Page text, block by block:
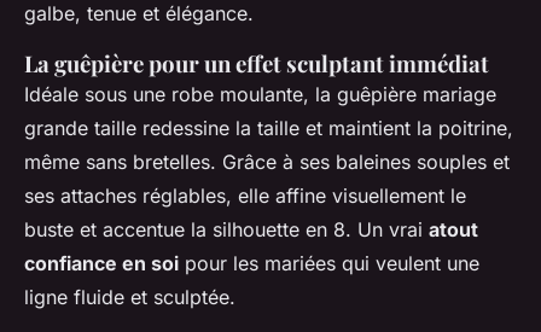
galbe, tenue et élégance.
La guêpière pour un effet sculptant immédiat
Idéale sous une robe moulante, la guêpière mariage
grande taille redessine la taille et maintient la poitrine,
même sans bretelles. Grâce à ses baleines souples et
ses attaches réglables, elle affine visuellement le
buste et accentue la silhouette en 8. Un vrai atout
confiance en soi pour les mariées qui veulent une
ligne fluide et sculptée.